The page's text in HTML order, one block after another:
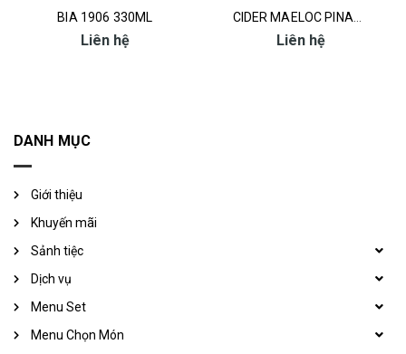
BIA 1906 330ML
Liên hệ Liên hệ
DANH MỤC
Giới thiệu
Khuyến mãi
Sảnh tiệc
Dịch vụ
Menu Set
Menu Chọn Món